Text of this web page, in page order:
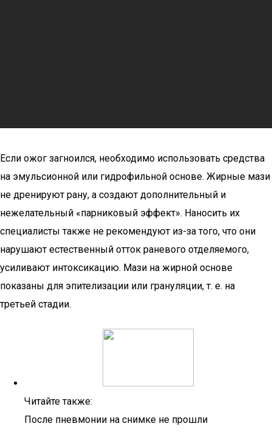
Если ожог загноился, необходимо использовать средства
на эмульсионной или гидрофильной основе. Жирные мази
не дренируют рану, а создают дополнительный и
нежелательный «парниковый эффект». Наносить их
специалисты также не рекомендуют из-за того, что они
нарушают естественный отток раневого отделяемого,
усиливают интоксикацию. Мази на жирной основе
показаны для эпителизации или грануляции, т. е. на
третьей стадии.
Читайте также:
После пневмонии на снимке не прошли